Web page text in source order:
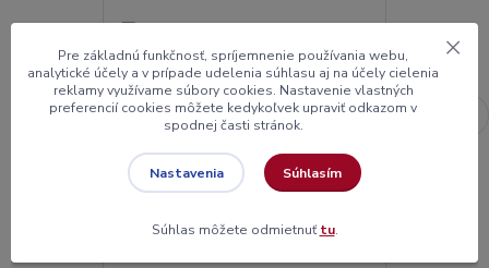
Pre základnú funkčnosť, spríjemnenie používania webu,
analytické účely a v prípade udelenia súhlasu aj na účely cielenia
reklamy využívame súbory cookies. Nastavenie vlastných
preferencií cookies môžete kedykoľvek upraviť odkazom v
spodnej časti stránok.
Nastavenia Súhlasím
Súhlas môžete odmietnuťtu.